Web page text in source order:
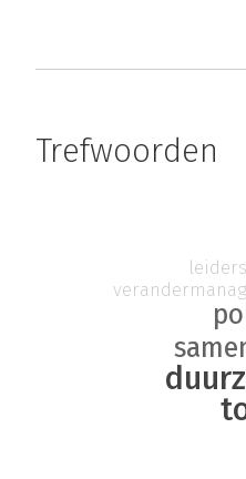
Trefwoorden